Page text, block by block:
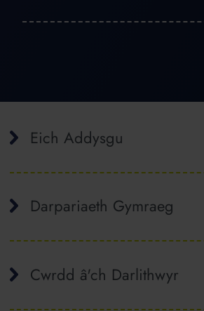
Eich Addysgu
Darpariaeth Gymraeg
Cwrdd â'ch Darlithwyr